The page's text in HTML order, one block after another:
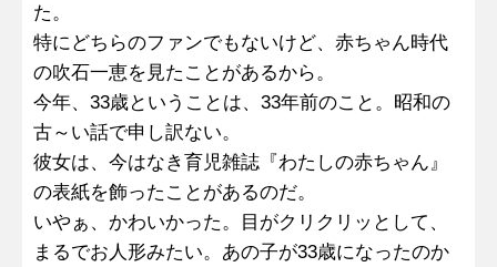
た。
特にどちらのファンでもないけど、赤ちゃん時代
の吹石一恵を見たことがあるから。
今年、33歳ということは、33年前のこと。昭和の
古～い話で申し訳ない。
彼女は、今はなき育児雑誌『わたしの赤ちゃん』
の表紙を飾ったことがあるのだ。
いやぁ、かわいかった。目がクリクリッとして、
まるでお人形みたい。あの子が33歳になったのか